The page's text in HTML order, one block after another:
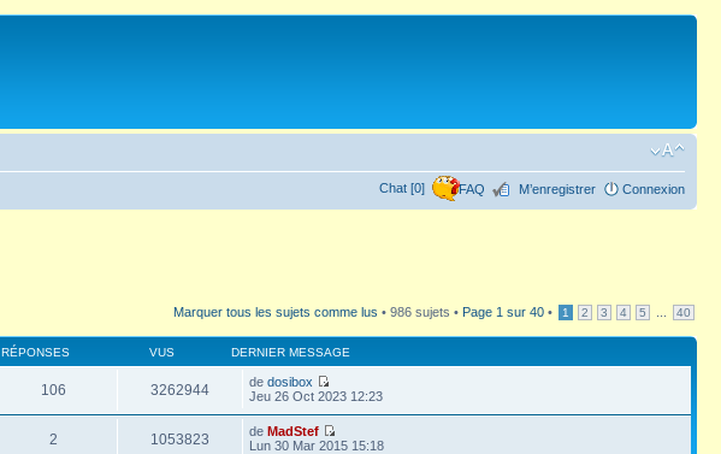
Chat [0] FAQ M’enregistrer Connexion
Marquer tous les sujets comme lus • 986 sujets • Page 1 sur 40 • 1 2 3 4 5 40
RÉPONSES VUS DERNIER MESSAGE
106 3262944 dedosibox
Jeu 26 Oct 2023 12:23
2 1053823 deMadStef
Lun 30 Mar 2015 15:18